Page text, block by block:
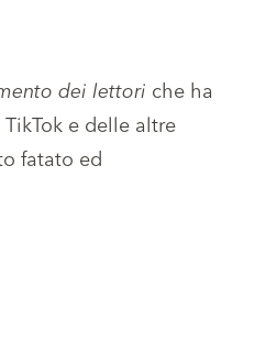
dei lettori che ha
e delle altre
fatato ed